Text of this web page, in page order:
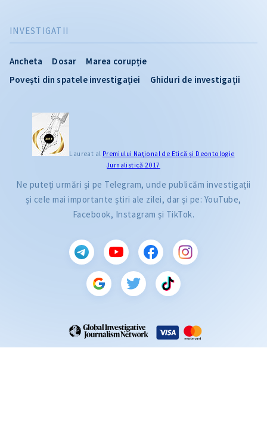
INVESTIGATII
Ancheta Dosar
Marea corupție
Povești din spatele investigației
Ghiduri de investigații
Laureat al Premiului Naţional de Etică și Deontologie
Jurnalistică 2017
Ne puteți urmări și pe Telegram, unde publicăm investigații
și cele mai importante știri ale zilei, dar și pe: YouTube,
Facebook, Instagram și TikTok.